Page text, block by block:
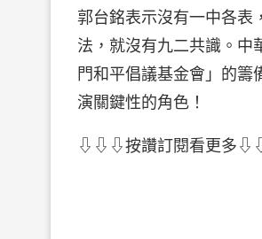
郭台銘表示沒有一中各表
法，就沒有九二共識。中
門和平倡議基金會」的
演關鍵性的角色！
⇩⇩⇩按讚訂閱看更多